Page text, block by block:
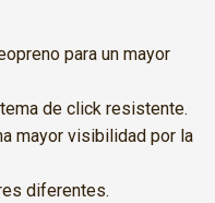
para un mayor
de click resistente.
mayor visibilidad por la
diferentes.